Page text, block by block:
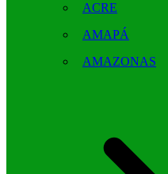
ACRE
AMAPÁ
AMAZONAS